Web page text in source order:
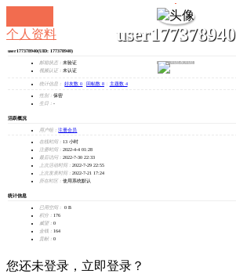
user177378940
发消息
个人资料
user177378940(UID: 177378940)
邮箱状态： 未验证
视频认证： 未认证
统计信息： 好友数 0 回帖数 8 主题数 4
性别： 保密
生日： -
活跃概况
用户组： 注册会员
在线时间： 13 小时
注册时间： 2022-4-4 01:28
最后访问： 2022-7-30 22:33
上次活动时间： 2022-7-29 22:55
上次发表时间： 2022-7-21 17:24
所在时区： 使用系统默认
统计信息
已用空间：
0 B
积分： 176
威望： 0
金钱： 164
贡献： 0
您还未登录，立即登录？